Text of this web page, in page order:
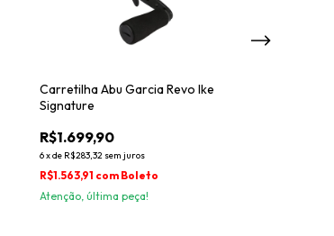
Carretilha Abu Garcia Revo Ike
Signature
R$1.699,90
6xde R$283,32 sem juros
R$1.563,91 com Boleto
Atenção, última peça!